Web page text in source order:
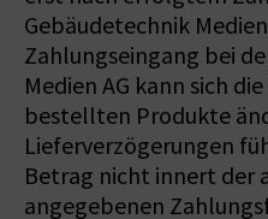
Gebäudetechnik
Zahlungseingang bei
Medien AG kann sich
bestellten Produkte
Lieferverzögerungen
Betrag nicht innert der
angegebenen